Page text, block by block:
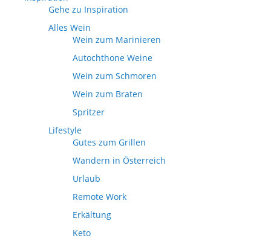
Gehe zu Inspiration
Alles Wein
Wein zum Marinieren
Autochthone Weine
Wein zum Schmoren
Wein zum Braten
Spritzer
Lifestyle
Gutes zum Grillen
Wandern in Österreich
Urlaub
Remote Work
Erkältung
Keto